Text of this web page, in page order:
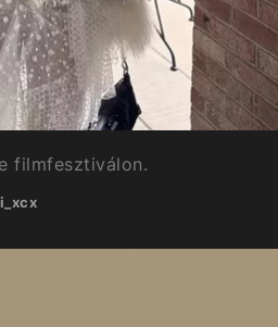
filmfesztiválon.